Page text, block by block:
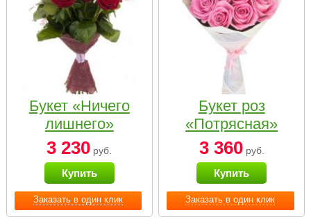
Заказать в один клик
Букет «Ничего
лишнего»
3 230 руб.
Купить
Заказать в один клик
Букет роз
«Потрясная»
3 360руб.
Купить